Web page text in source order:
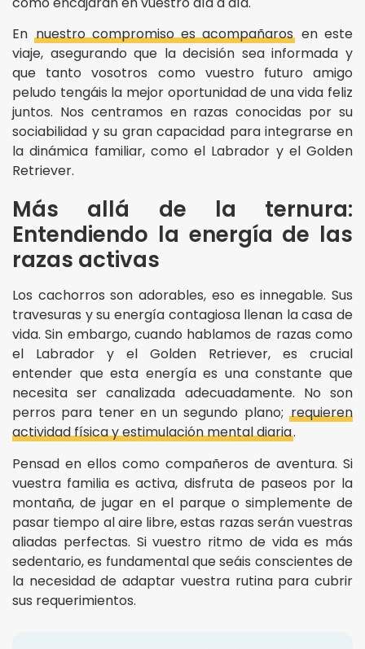
Ennuestro compromiso es acompañarosen este
viaje, asegurando que la decisión sea informada y
que tanto vosotros como vuestro futuro amigo
peludo tengáis la mejor oportunidad de una vida feliz
juntos. Nos centramos en razas conocidas por su
sociabilidad y su gran capacidad para integrarse en
la dinámica familiar, como el Labrador y el Golden
Retriever.
Más allá de la ternura:
Entendiendo la energía de las
razas activas
Los cachorros son adorables, eso es innegable. Sus
travesuras y su energía contagiosa llenan la casa de
vida. Sin embargo, cuando hablamos de razas como
el Labrador y el Golden Retriever, es crucial
entender que esta energía es una constante que
necesita ser canalizada adecuadamente. No son
perros para tener en un segundo plano;requieren
actividad física y estimulación mental diaria.
Pensad en ellos como compañeros de aventura. Si
vuestra familia es activa, disfruta de paseos por la
montaña, de jugar en el parque o simplemente de
pasar tiempo al aire libre, estas razas serán vuestras
aliadas perfectas. Si vuestro ritmo de vida es más
sedentario, es fundamental que seáis conscientes de
la necesidad de adaptar vuestra rutina para cubrir
sus requerimientos.